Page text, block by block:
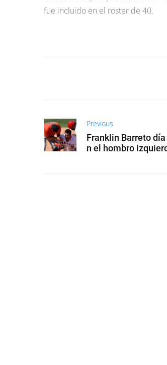
fue incluido en el roster de 40.
Previous
Franklin Barreto
n el hombro